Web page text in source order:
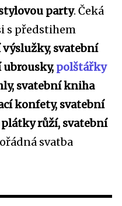
party. Čeká
s předstihem
svatební
polštářky
svatební kniha
konfety, svatební
růží, svatební
svatba